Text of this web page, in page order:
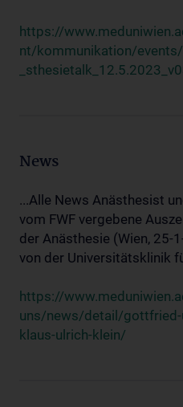
https://
nt/kommunikation/events/
News
...Alle News Anästhesist
vom FWF vergebene
der Anästhesie (Wien, 25-
von der Universitätsklinik
https://
uns/news/detail/gottfried-
klaus-ulrich-klein/